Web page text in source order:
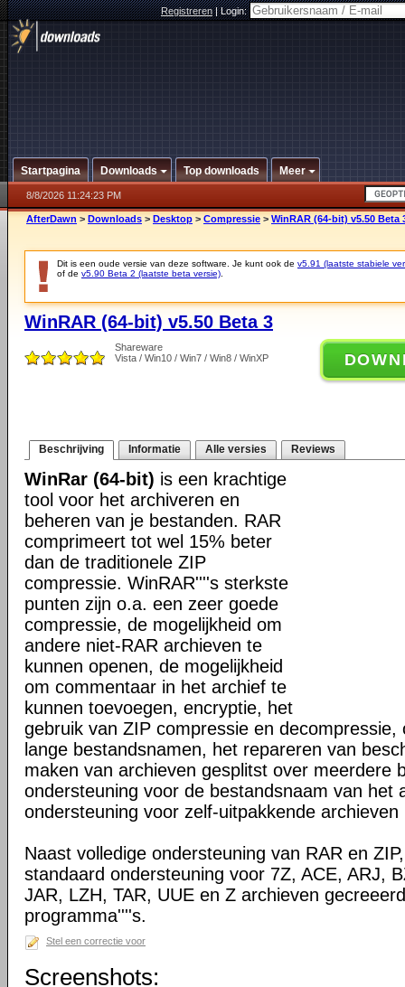
Registreren|Login:
Startpagina Downloads Top downloads Meer
8/8/2026 11:24:23 PM
AfterDawn > Downloads > Desktop > Compressie > WinRAR (64-bit) v5.50 Beta
Dit is een oude versie van deze software. Je kunt ook de v5.91 (laatste stabiele
of de v5.90 Beta 2 (laatste beta versie)
WinRAR (64-bit) v5.50 Beta 3
Shareware
Vista / Win10 / Win7 / Win8 / WinXP
Beschrijving Informatie Alle versies Reviews
WinRar (64-bit) is een krachtige
tool voor het archiveren en
beheren van je bestanden. RAR
comprimeert tot wel 15% beter
dan de traditionele ZIP
compressie. WinRAR''''s sterkste
punten zijn o.a. een zeer goede
compressie, de mogelijkheid om
andere niet-RAR archieven te
kunnen openen, de mogelijkheid
om commentaar in het archief te
kunnen toevoegen, encryptie, het
gebruik van ZIP compressie en decompressie,
lange bestandsnamen, het repareren van
maken van archieven gesplitst over meerdere
ondersteuning voor de bestandsnaam van het
ondersteuning voor zelf-uitpakkende archieven
Naast volledige ondersteuning van RAR en
standaard ondersteuning voor 7Z, ACE, ARJ,
JAR, LZH, TAR, UUE en Z archieven
programma''''s.
Stel een correctie voor
Screenshots: